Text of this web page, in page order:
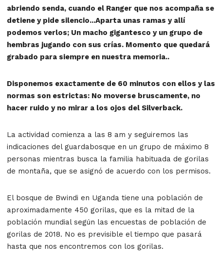
abriendo senda, cuando el Ranger que nos acompaña se
detiene y pide silencio...Aparta unas ramas y allí
podemos verlos; Un macho gigantesco y un grupo de
hembras jugando con sus crías. Momento que quedará
grabado para siempre en nuestra memoria..
Disponemos exactamente de 60 minutos con ellos y las
normas son estrictas: No moverse bruscamente, no
hacer ruido y no mirar a los ojos del Silverback.
La actividad comienza a las 8 am y seguiremos las
indicaciones del guardabosque en un grupo de máximo 8
personas mientras busca la familia habituada de gorilas
de montaña, que se asignó de acuerdo con los permisos.
El bosque de Bwindi en Uganda tiene una población de
aproximadamente 450 gorilas, que es la mitad de la
población mundial según las encuestas de población de
gorilas de 2018. No es previsible el tiempo que pasará
hasta que nos encontremos con los gorilas.